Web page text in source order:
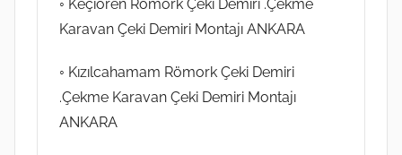
◦ Keçiören Römork Çeki Demiri .Çekme
Karavan Çeki Demiri Montajı ANKARA
◦ Kızılcahamam Römork Çeki Demiri
.Çekme Karavan Çeki Demiri Montajı
ANKARA